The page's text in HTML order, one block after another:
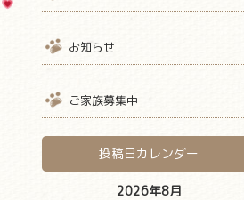
お知らせ
ご家族募集中
投稿日カレンダー
2026年8月